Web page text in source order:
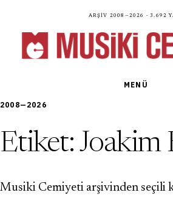
Arşiv 2008—2026 · 3.692
MENÜ
2008—2026
Etiket:Joakim
Musiki Cemiyeti arşivinden seçili